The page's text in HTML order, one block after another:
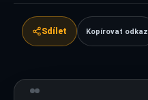
Sdílet Kopírovat odkaz